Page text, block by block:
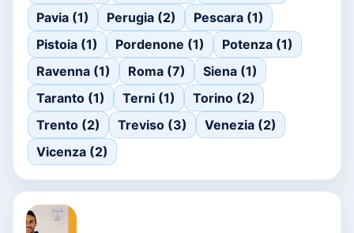
Pavia (1)
Perugia (2)
Pescara (1)
Pistoia (1)
Pordenone (1)
Potenza (1)
Ravenna (1)
Roma (7)
Siena (1)
Taranto (1)
Terni (1)
Torino (2)
Trento (2)
Treviso (3)
Venezia (2)
Vicenza (2)